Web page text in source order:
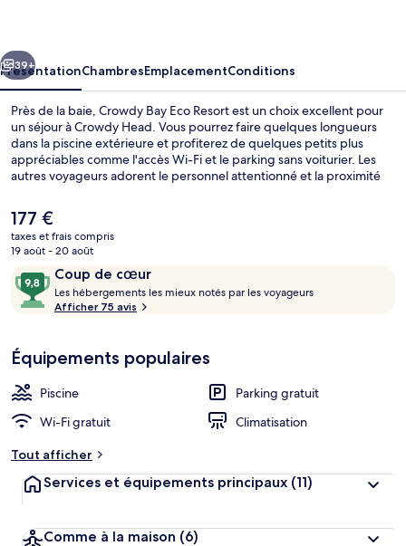
Suivant
39+
PrésentationChambresEmplacementConditions
Près de la baie, Crowdy Bay Eco Resort est un choix excellent pour
un séjour à Crowdy Head. Vous pourrez faire quelques longueurs
dans la piscine extérieure et profiterez de quelques petits plus
appréciables comme l'accès Wi-Fi et le parking sans voiturier. Les
autres voyageurs adorent le personnel attentionné et la proximité
Le
prix
actuel
de
177 €.
177 €
taxes et frais compris
19 août - 20 août
Avis
voyageurs
Coup de cœur
9,8
sur
10,
cœur
Les hébergements les mieux notés par les voyageurs
b
m
Afficher 75 avis
Équipements populaires
Piscine
Parking gratuit
Wi-Fi gratuit
Climatisation
Tout afficher
Services et équipements principaux (11)
Comme à la maison (6)